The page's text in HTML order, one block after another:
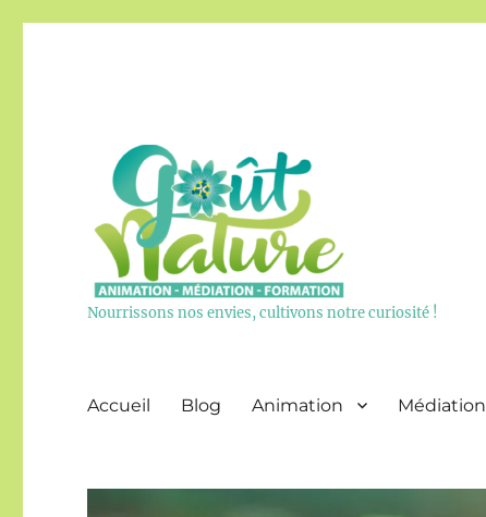
Nourrissons nos envies, cultivons notre curiosité !
Accueil Blog Animation Médiation